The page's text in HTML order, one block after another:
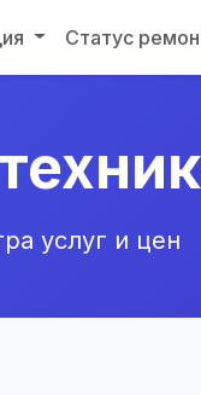
Статус
услуг и цен